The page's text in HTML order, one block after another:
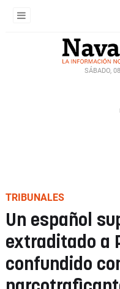
SÁBADO,
TRIBUNALES
Un español
extraditado a
confundido